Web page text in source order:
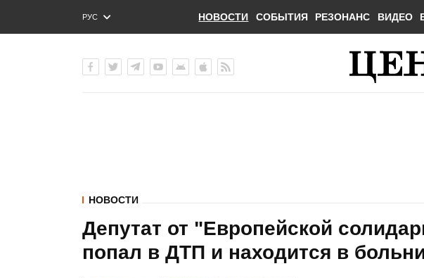
РУС
ENG
НОВОСТИ СОБЫТИЯ РЕЗОНАНС ВИДЕО
НОВОСТИ
Депутат от "Европейской
попал в ДТП и находится в